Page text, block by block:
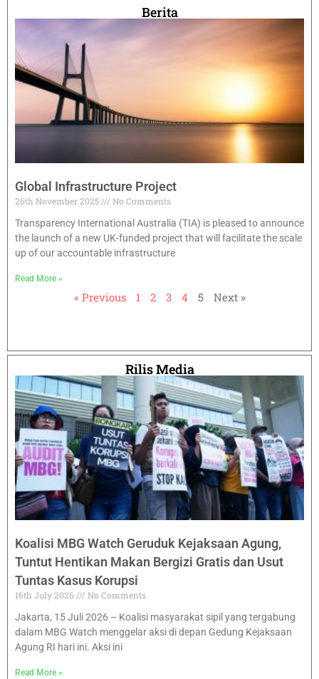
Berita
Global Infrastructure Project
26th November 2025
No Comments
Transparency International Australia (TIA) is pleased to announce
the launch of a new UK-funded project that will facilitate the scale
up of our accountable infrastructure
Read More »
« Previous 1 2 3 4 5 Next »
Rilis Media
Koalisi MBG Watch Geruduk Kejaksaan Agung,
Tuntut Hentikan Makan Bergizi Gratis dan Usut
Tuntas Kasus Korupsi
16th July 2026
No Comments
Jakarta, 15 Juli 2026 – Koalisi masyarakat sipil yang tergabung
dalam MBG Watch menggelar aksi di depan Gedung Kejaksaan
Agung RI hari ini. Aksi ini
Read More »